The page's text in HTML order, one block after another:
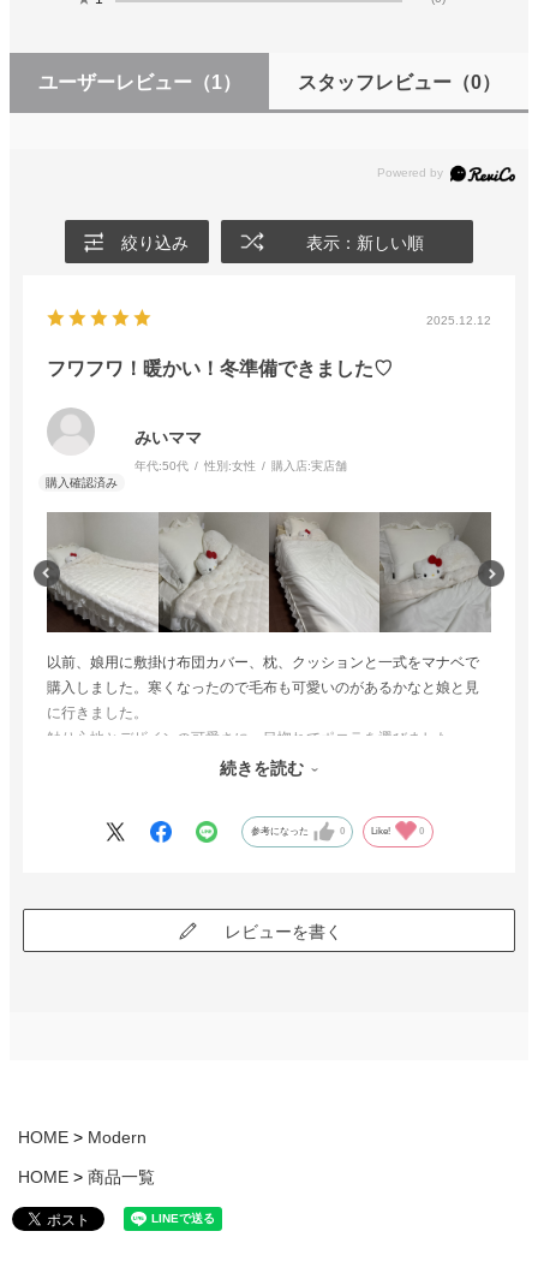
ユーザーレビュー （1） スタッフレビュー（0）
絞り込み 表示：新しい順
2025.12.12
フワフワ！暖かい！冬準備できました♡
みいママ
年代:50代 性別:女性 購入店:実店舗
以前、娘用に敷掛け布団カバー、枕、クッションと一式をマナベで
購入しました。寒くなったので毛布も可愛いのがあるかなと娘と見
に行きました。
触り心地とデザインの可愛さに一目惚れでポコラを選びました。
フワフワで暖かいとお気に入りです！
続きを読む
参考になった 0 Like! 0
レビューを書く
HOME Modern
HOME 商品一覧